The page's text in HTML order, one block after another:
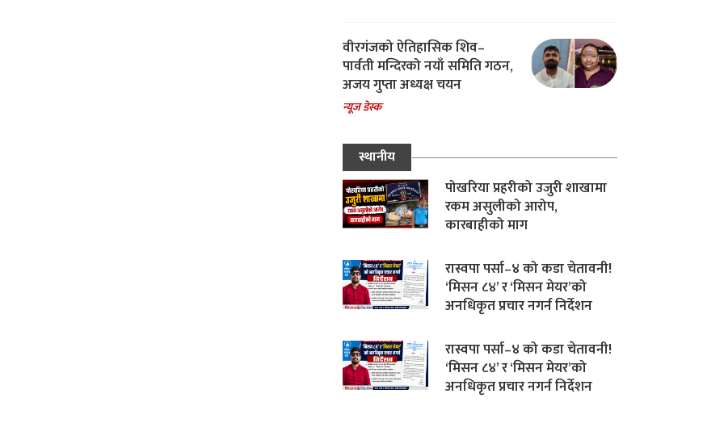
वीरगंजको ऐतिहासिक शिव–
पार्वती मन्दिरको नयाँ समिति गठन,
अजय गुप्ता अध्यक्ष चयन
न्यूज डेस्क
स्थानीय
पोखरिया प्रहरीको उजुरी शाखामा
रकम असुलीको आरोप,
कारबाहीको माग
रास्वपा पर्सा–४ को कडा चेतावनी!
‘मिसन ८४’ र ‘मिसन मेयर’को
अनधिकृत प्रचार नगर्न निर्देशन
रास्वपा पर्सा–४ को कडा चेतावनी!
‘मिसन ८४’ र ‘मिसन मेयर’को
अनधिकृत प्रचार नगर्न निर्देशन